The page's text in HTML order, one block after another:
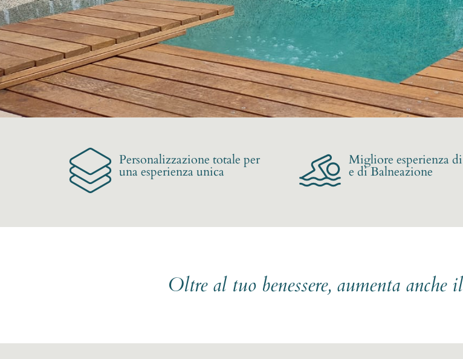
Personalizzazione totale per
una esperienza unica
Migliore esperienza
e di Balneazione
Oltre al tuo benessere, aumenta